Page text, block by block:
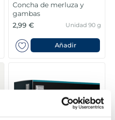
Concha de merluza y
gambas
2,99 €
Unidad 90 g
Añadir